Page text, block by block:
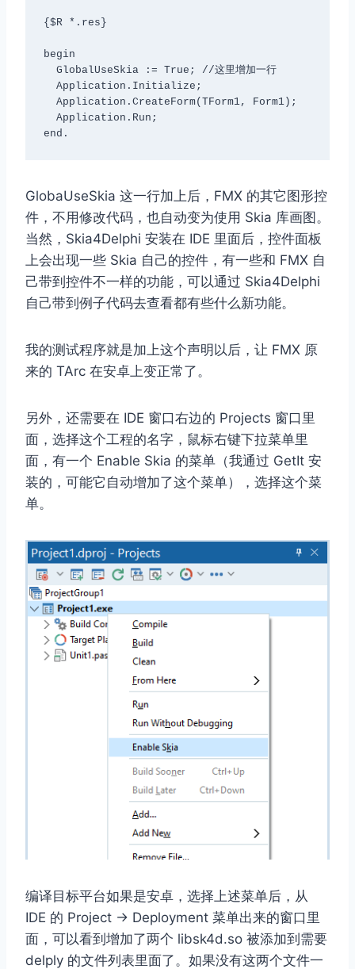
{$R *.res}
begin
end.
GlobaUseSkia 这一行加上后，FMX 的其它图形控
件，不用修改代码，也自动变为使用 Skia 库画图。
当然，Skia4Delphi 安装在 IDE 里面后，控件面板
上会出现一些 Skia 自己的控件，有一些和 FMX 自
己带到控件不一样的功能，可以通过 Skia4Delphi
自己带到例子代码去查看都有些什么新功能。
我的测试程序就是加上这个声明以后，让 FMX 原
来的 TArc 在安卓上变正常了。
另外，还需要在 IDE 窗口右边的 Projects 窗口里
面，选择这个工程的名字，鼠标右键下拉菜单里
面，有一个 Enable Skia 的菜单（我通过 GetIt 安
装的，可能它自动增加了这个菜单），选择这个菜
单。
编译目标平台如果是安卓，选择上述菜单后，从
IDE 的 Project -> Deployment 菜单出来的窗口里
面，可以看到增加了两个 libsk4d.so 被添加到需要
delply 的文件列表里面了。如果没有这两个文件一